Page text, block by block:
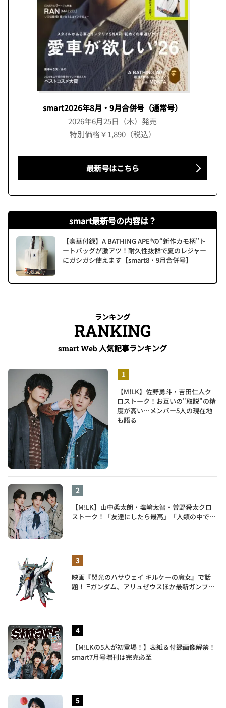
smart2026年8月・9月合併号（通常号）
2026年6月25日（木）発売
特別価格￥1,890（税込）
最新号はこちら
smart最新号の内容は？
【豪華付録】A BATHING APE®の“新作カモ柄”ト
ートバッグが激アツ！耐久性抜群で夏のレジャー
にガシガシ使えます【smart8・9月合併号】
ランキング
RANKING
smart Web 人気記事ランキング
【M!LK】佐野勇斗・吉田仁人ク
ロストーク！お互いの"取説"の精
度が高い…メンバー5人の現在地
も語る
【M!LK】山中柔太朗・塩﨑太智・曽野舜太クロ
ストーク！「友達にしたら最高」「人類の中で桁
映画『閃光のハサウェイ キルケーの魔女』で話
題！ Ξガンダム、アリュゼウスほか最新ガンプラ
【M!LKの5人が初登場！】表紙＆付録画像解禁！
smart7月号増刊は完売必至